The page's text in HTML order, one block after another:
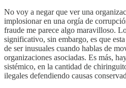
No voy a negar que ver una
implosionar en una orgía de
fraude me parece algo maravilloso.
significativo, sin embargo, es que
de ser inusuales cuando hablas de
organizaciones asociadas. Es más,
sistémico, en la cantidad de
ilegales defendiendo causas